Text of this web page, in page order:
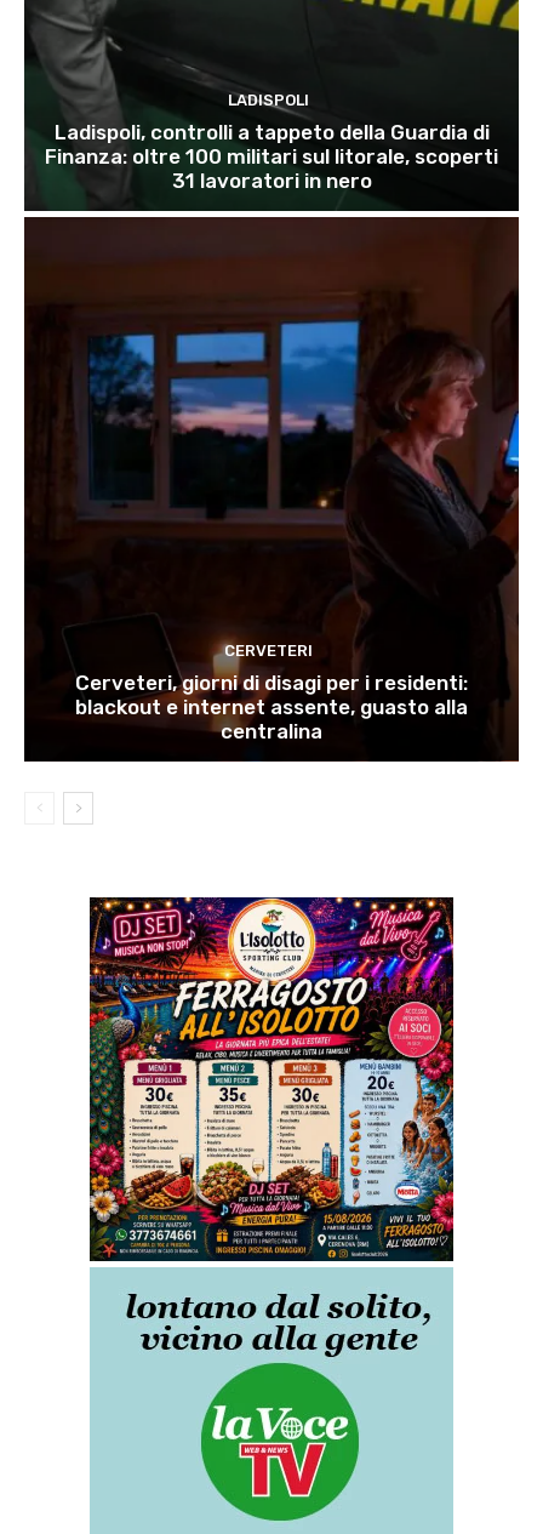
LADISPOLI
Ladispoli, controlli a tappeto della Guardia di
Finanza: oltre 100 militari sul litorale, scoperti
31 lavoratori in nero
CERVETERI
Cerveteri, giorni di disagi per i residenti:
blackout e internet assente, guasto alla
centralina